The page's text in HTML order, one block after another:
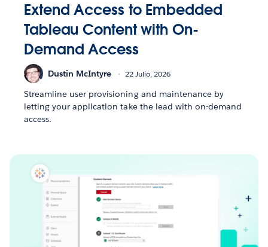
Extend Access to Embedded
Tableau Content with On-
Demand Access
Dustin McIntyre 22 Julio, 2026
Streamline user provisioning and maintenance by
letting your application take the lead with on-demand
access.